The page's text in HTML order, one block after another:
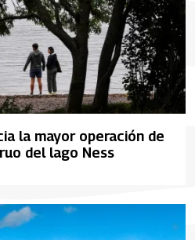
la mayor operación de
del lago Ness